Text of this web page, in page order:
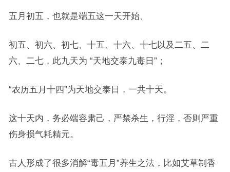
五月初五，也就是端五这一天开始、
初五、初六、初七、十五、十六、十七以及二五、二
六、二七，此九天为 “天地交泰九毒日”；
“农历五月十四”为天地交泰日，一共十天。
这十天内，务必端容肃己，严禁杀生，行淫，否则严重
伤身损气耗精元。
古人形成了很多消解“毒五月”养生之法，比如艾草制香